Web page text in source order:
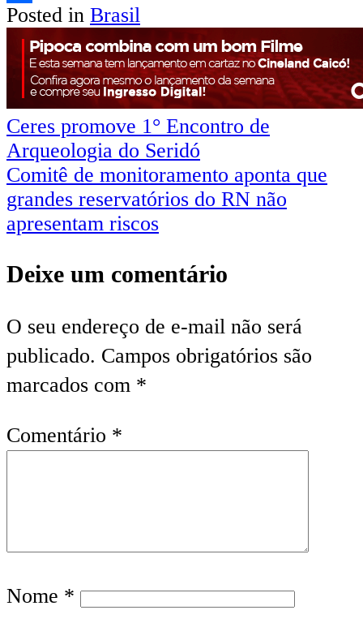
Share
Posted in Brasil
Navegação
de
Post
Ceres promove 1° Encontro de
Arqueologia do Seridó
Comitê de monitoramento aponta que
grandes reservatórios do RN não
apresentam riscos
Deixe um comentário
O seu endereço de e-mail não será
publicado. Campos obrigatórios são
marcados com *
Comentário *
Nome *